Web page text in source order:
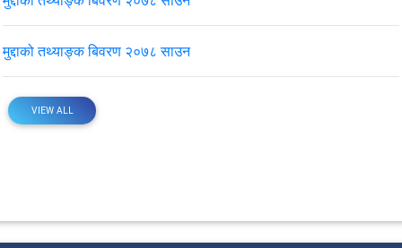
मुद्दाको तथ्याङ्क बिवरण २०७८ साउन
VIEW ALL